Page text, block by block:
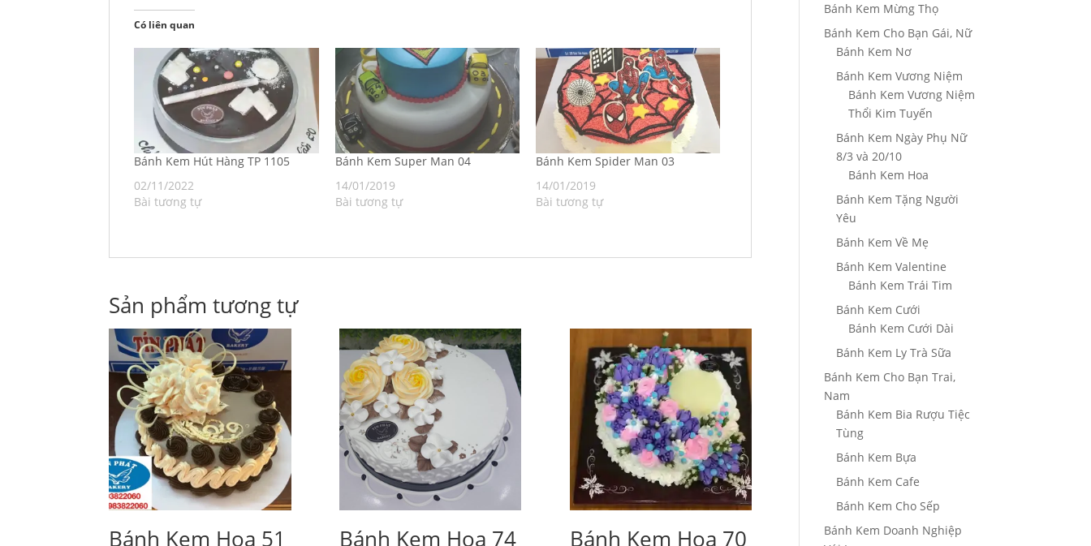
Có liên quan
Bánh Kem Hút Hàng TP 1105
02/11/2022
Bài tương tự
Bánh Kem Super Man 04
14/01/2019
Bài tương tự
Bánh Kem Spider Man 03
14/01/2019
Bài tương tự
Sản phẩm tương tự
Bánh Kem Hoa 51 Bánh Kem Hoa 74 Bánh Kem Hoa 70
Bánh Kem Mừng Thọ
Bánh Kem Cho Bạn Gái, Nữ
Bánh Kem Nơ
Bánh Kem Vương Niệm
Bánh Kem Vương Niệm
Thổi Kim Tuyến
Bánh Kem Ngày Phụ Nữ
8/3 và 20/10
Bánh Kem Hoa
Bánh Kem Tặng Người
Yêu
Bánh Kem Về Mẹ
Bánh Kem Valentine
Bánh Kem Trái Tim
Bánh Kem Cưới
Bánh Kem Cưới Dài
Bánh Kem Ly Trà Sữa
Bánh Kem Cho Bạn Trai,
Nam
Bánh Kem Bia Rượu Tiệc
Tùng
Bánh Kem Bựa
Bánh Kem Cafe
Bánh Kem Cho Sếp
Bánh Kem Doanh Nghiệp